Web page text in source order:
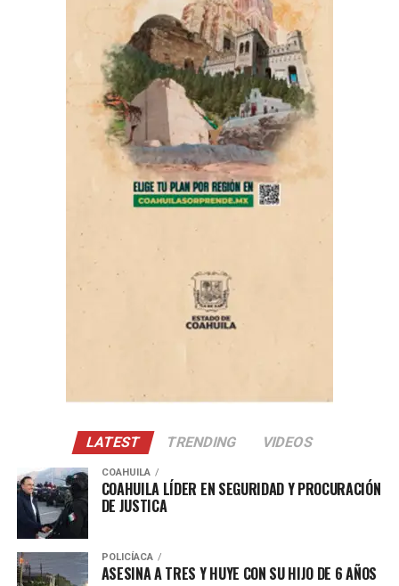
La Jornada de Atención para Seres Sintientes estará
vigente esta semana hasta el viernes 7 de agosto.
Para el servicio de esterilización es necesario separar su
lugar en el teléfono 844-881-97-35 y tiene un costo de
recuperación de 203 pesos.
Es necesario llevar a los seres sintientes con 8 horas de
ayuno (sin agua ni alimentos). En el caso de gatos llevar
transportadora y cobija, y de los perros correa y cobija.
Cabe destacar que no incluye los medicamentos
ADVERTISEMENT
LATEST TRENDING VIDEOS
COAHUILA
COAHUILA LÍDER EN SEGURIDAD Y PROCURACIÓN
DE JUSTICA
POLICÍACA
ASESINA A TRES Y HUYE CON SU HIJO DE 6 AÑOS